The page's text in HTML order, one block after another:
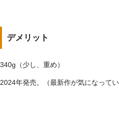
デメリット
340g（少し、重め）
2024年発売。（最新作が気になってい